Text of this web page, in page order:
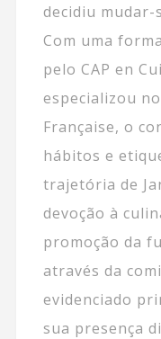
decidiu mudar-
Com uma
pelo CAP en
especializou
Française, o
hábitos e
trajetória de
devoção à
promoção da
através da
evidenciado
sua presença